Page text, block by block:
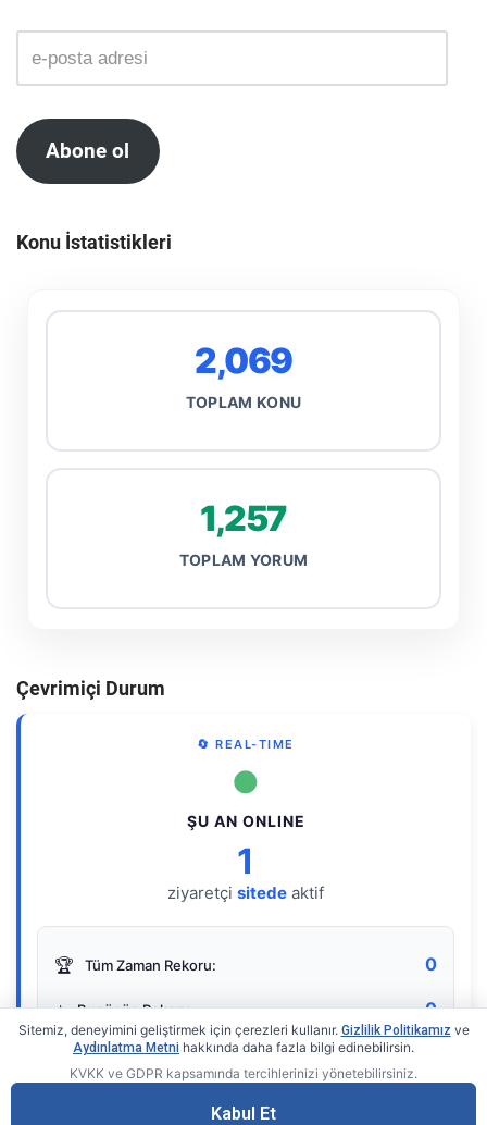
Abone ol
Konu İstatistikleri
2,069
TOPLAM KONU
1,257
TOPLAM YORUM
Çevrimiçi Durum
🔄 REAL-TIME
●
ŞU AN ONLINE
1
ziyaretçi sitede aktif
🏆 Tüm Zaman Rekoru: 0
⭐ Bugünün Rekoru: 0
Gerçek zamanlı sayaç
Sitemiz, deneyimini geliştirmek için çerezleri kullanır. Gizlilik Politikamız ve
Aydınlatma Metni hakkında daha fazla bilgi edinebilirsin.
KVKK ve GDPR kapsamında tercihlerinizi yönetebilirsiniz.
Kabul Et